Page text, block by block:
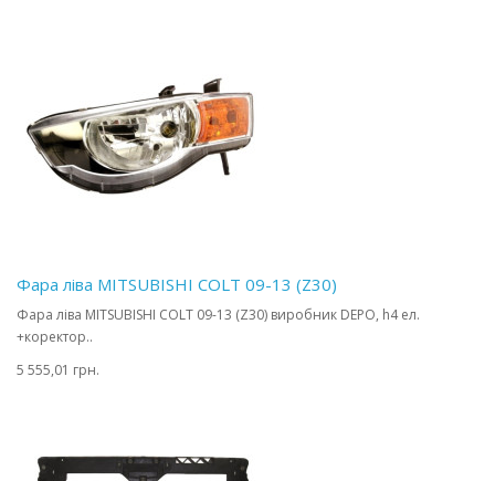
Фара ліва MITSUBISHI COLT 09-13 (Z30)
Фара ліва MITSUBISHI COLT 09-13 (Z30) виробник DEPO, h4 ел.
+коректор..
5 555,01 грн.